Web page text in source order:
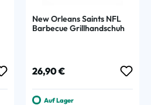
New Orleans Saints NFL
Barbecue Grillhandschuh
Regulärer Preis:
26,90 €
Auf Lager